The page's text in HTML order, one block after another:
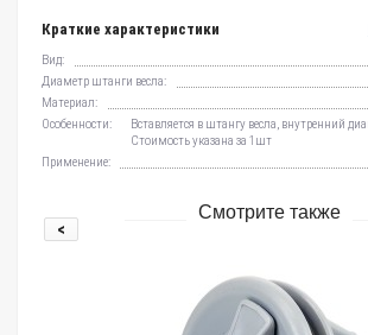
Краткие характеристики
Вид:
Диаметр штанги весла:
Материал:
Особенности:
Вставляется в штангу весла, внутренний
Стоимость указана за 1шт
Применение:
Смотрите также
<